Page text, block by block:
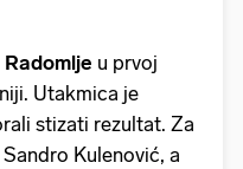
Radomlje u prvoj
Utakmica je
stizati rezultat. Za
Kulenović, a